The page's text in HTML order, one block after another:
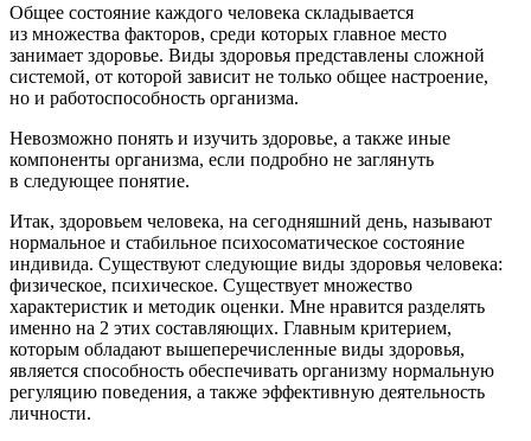
Общее состояние каждого человека складывается
из множества факторов, среди которых главное место
занимает здоровье. Виды здоровья представлены сложной
системой, от которой зависит не только общее настроение,
но и работоспособность организма.
Невозможно понять и изучить здоровье, а также иные
компоненты организма, если подробно не заглянуть
в следующее понятие.
Итак, здоровьем человека, на сегодняшний день, называют
нормальное и стабильное психосоматическое состояние
индивида. Существуют следующие виды здоровья человека:
физическое, психическое. Существует множество
характеристик и методик оценки. Мне нравится разделять
именно на 2 этих составляющих. Главным критерием,
которым обладают вышеперечисленные виды здоровья,
является способность обеспечивать организму нормальную
регуляцию поведения, а также эффективную деятельность
личности.